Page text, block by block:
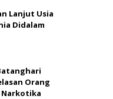
Lanjut Usia
Didalam
Orang
Narkotika